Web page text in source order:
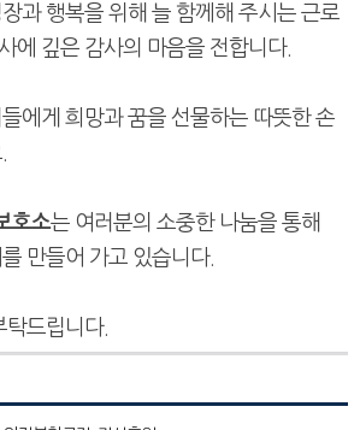
과 행복을 위해 늘 함께해 주시는 근로
에 깊은 감사의 마음을 전합니다.
에게 희망과 꿈을 선물하는 따뜻한 손
호소는 여러분의 소중한 나눔을 통해
만들어 가고 있습니다.
탁드립니다.